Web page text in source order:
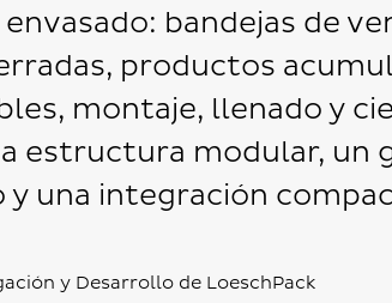
bandejas de
productos
montaje, llenado y
estructura modular, un
una integración
y Desarrollo de LoeschPack